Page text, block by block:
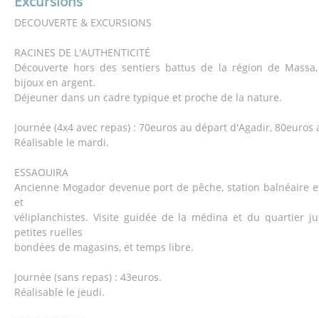
DECOUVERTE & EXCURSIONS
RACINES DE L'AUTHENTICITÉ
Découverte hors des sentiers battus de la région de
bijoux en argent.
Déjeuner dans un cadre typique et proche de la nature.
Journée (4x4 avec repas) : 70euros au départ d'Agadir,
Réalisable le mardi.
ESSAOUIRA
Ancienne Mogador devenue port de pêche, station balnéaire
et
véliplanchistes. Visite guidée de la médina et du quartier
petites ruelles
bondées de magasins, et temps libre.
Journée (sans repas) : 43euros.
Réalisable le jeudi.